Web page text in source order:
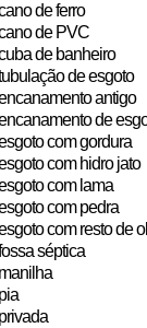
de ferro
de PVC
de banheiro
de esgoto
antigo
de
com gordura
com hidro jato
com lama
com pedra
com resto de
séptica